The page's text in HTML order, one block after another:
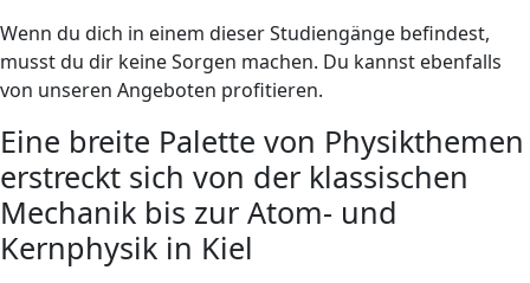
Wenn du dich in einem dieser Studiengänge befindest,
musst du dir keine Sorgen machen. Du kannst ebenfalls
von unseren Angeboten profitieren.
Eine breite Palette von Physikthemen
erstreckt sich von der klassischen
Mechanik bis zur Atom- und
Kernphysik in Kiel